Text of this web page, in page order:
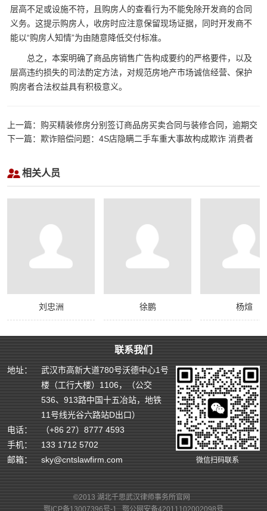
层高不足或设施不符，且购房人的查看行为不能免除开发商的合同
义务。这提示购房人，收房时应注意保留现场证据，同时开发商不
能以“购房人知情”为由随意降低交付标准。
总之，本案明确了商品房销售广告构成要约的严格要件，以及
层高违约损失的司法酌定方法，对规范房地产市场诚信经营、保护
购房者合法权益具有积极意义。
上一篇：购买精装修房分别签订商品房买卖合同与装修合同，逾期交
房违约责任谁承担
下一篇：欺诈赔偿问题：4S店隐瞒二手车重大事故构成欺诈 消费者
相关人员
刘忠洲 徐鹏 杨煊
联系我们
地址：
武汉市高新大道780号沃德中心1号
楼（工行大楼）1106，（公交
536、913路中国十五冶站，地铁
11号线光谷六路站D出口）
电话：
（+86 27）8777 4593
手机：
133 1712 5702
邮箱：
sky@cntslawfirm.com 微信扫码联系
©2013 湖北千思武汉律师事务所官网
鄂ICP备13007396号-1
鄂公网安备42011102002098号